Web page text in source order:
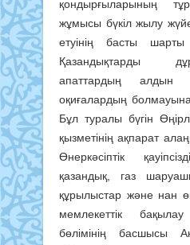
қондырғыларының
жұмысы бүкіл жылу
етуінің басты
Қазандықтарды
апаттардың алдын
оқиғалардың болмауына
Бұл туралы бүгін
қызметінің ақпарат
Өнеркәсіптік
қазандық, газ
құрылыстар және нан
мемлекеттік
бөлімінің басшысы